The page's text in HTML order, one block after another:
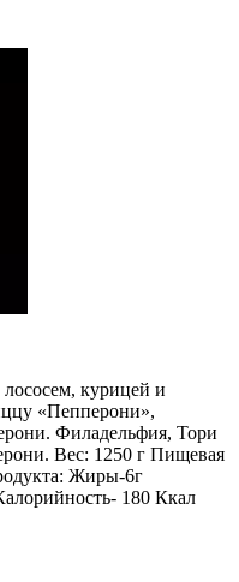
курицей и
«Пепперони»,
Филадельфия, Тори
Вес: 1250 г Пищевая
Жиры-6г
180 Ккал